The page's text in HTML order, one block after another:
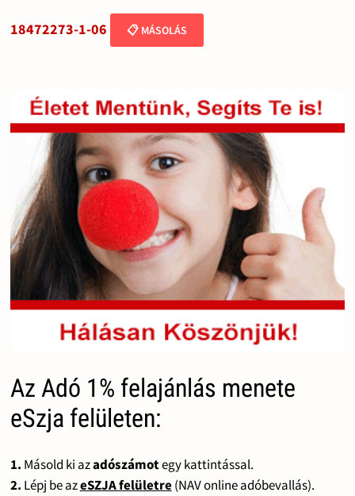
18472273-1-06 📋 MÁSOLÁS
Az Adó 1% felajánlás menete
eSzja felületen:
1. Másold ki azadószámotegy kattintással.
2. Lépj be azeSZJA felületre(NAV online adóbevallás).